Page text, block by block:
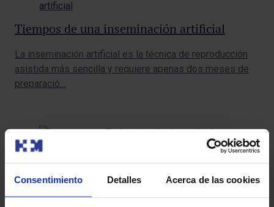
Consentimiento Detalles Acerca de las cookies
Tiempos de una inseminación artificial
La inseminación artificial es la técnica de reproducción
asistida más sencilla y requiere apenas dos meses de
preparació…
La cesión altruista de óvulos por parte de una donante